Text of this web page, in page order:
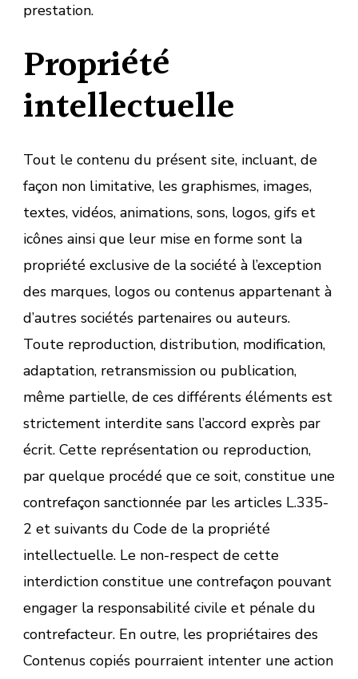
prestation.
Propriété
intellectuelle
Tout le contenu du présent site, incluant, de
façon non limitative, les graphismes, images,
textes, vidéos, animations, sons, logos, gifs et
icônes ainsi que leur mise en forme sont la
propriété exclusive de la société à l’exception
des marques, logos ou contenus appartenant à
d’autres sociétés partenaires ou auteurs.
Toute reproduction, distribution, modification,
adaptation, retransmission ou publication,
même partielle, de ces différents éléments est
strictement interdite sans l’accord exprès par
écrit. Cette représentation ou reproduction,
par quelque procédé que ce soit, constitue une
contrefaçon sanctionnée par les articles L.335-
2 et suivants du Code de la propriété
intellectuelle. Le non-respect de cette
interdiction constitue une contrefaçon pouvant
engager la responsabilité civile et pénale du
contrefacteur. En outre, les propriétaires des
Contenus copiés pourraient intenter une action